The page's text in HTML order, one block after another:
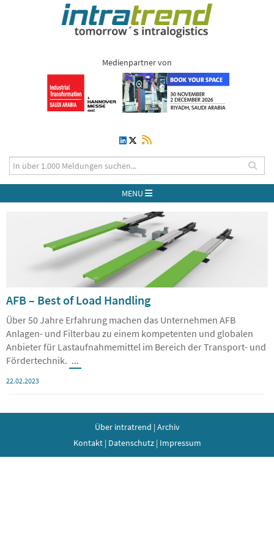
Medienpartner von
MENU
AFB – Best of Load Handling
Über 50 Jahre Erfahrung machen das Unternehmen AFB
Anlagen- und Filterbau zu einem kompetenten und globalen
Anbieter für Lastaufnahmemittel im Bereich der Transport- und
Fördertechnik. ...
22.02.2023
Über intratrend | Archiv
Kontakt| Datenschutz| Impressum